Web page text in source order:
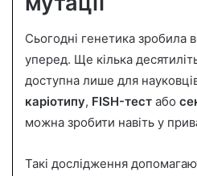
Сьогодні генетика зробила
уперед. Ще кілька
доступна лише для
каріотипу, FISH-тест або
можна зробити навіть у
Такі дослідження